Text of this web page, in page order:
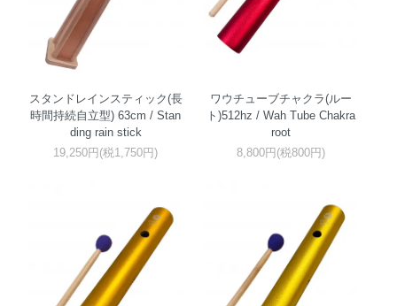
スタンドレインスティック(長
時間持続自立型) 63cm / Stan
ding rain stick
19,250円(税1,750円)
ワウチューブチャクラ(ルー
ト)512hz / Wah Tube Chakra
root
8,800円(税800円)